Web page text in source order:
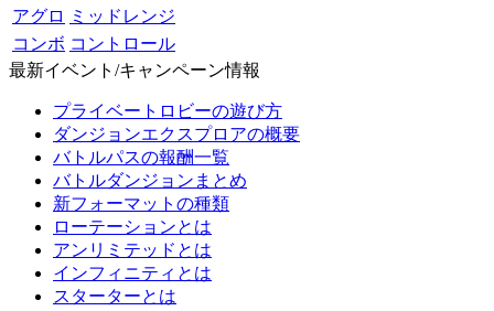
アグロ
ミッドレンジ
コンボ コントロール
最新イベント/キャンペーン情報
プライベートロビーの遊び方
ダンジョンエクスプロアの概要
バトルパスの報酬一覧
バトルダンジョンまとめ
新フォーマットの種類
ローテーションとは
アンリミテッドとは
インフィニティとは
スターターとは